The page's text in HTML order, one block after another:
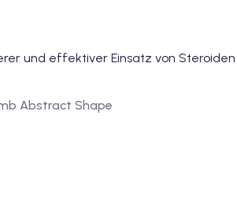
und effektiver Einsatz von Steroiden